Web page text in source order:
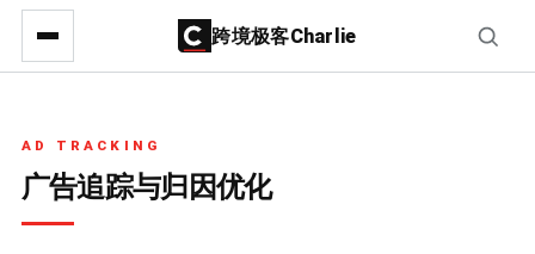
跨境极客Charlie
AD TRACKING
广告追踪与归因优化